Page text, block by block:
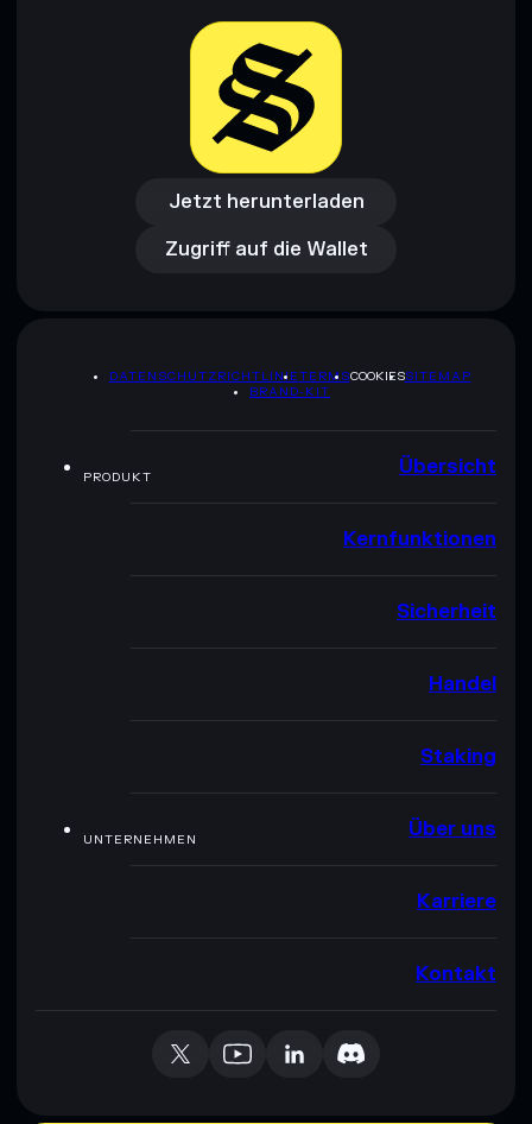
Jetzt herunterladen
Jetzt herunterladen
Zugriff auf die Wallet
Zugriff auf die Wallet
DATENSCHUTZRICHTLINIETERMSCOOKIESSITEMAP
BRAND-KIT
PRODUKT Übersicht
Kernfunktionen
Sicherheit
Handel
Staking
UNTERNEHMEN Über uns
Karriere
Kontakt